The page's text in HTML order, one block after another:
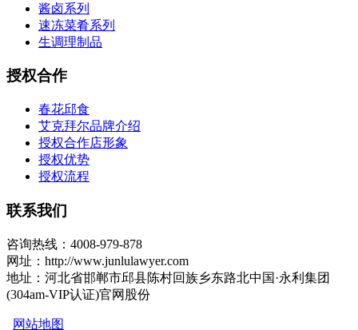
酱卤系列
速冻菜肴系列
生调理制品
授权合作
春花邱食
艾克拜尔品牌介绍
授权合作店形象
授权优势
授权流程
联系我们
咨询热线：4008-979-878
网址：http://www.junlulawyer.com
地址：河北省邯郸市邱县陈村回族乡东路北中国·永利集团
(304am-VIP认证)官网股份
网站地图